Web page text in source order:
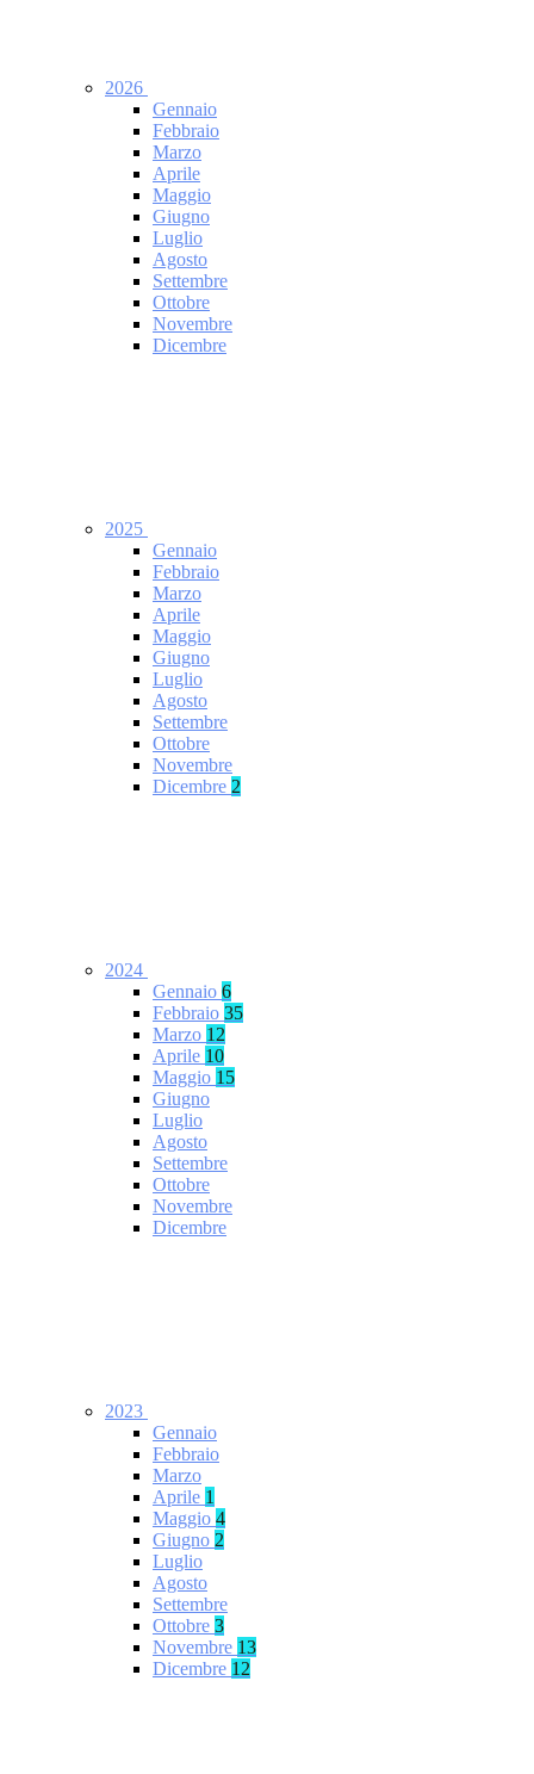
2026
Gennaio
Febbraio
Marzo
Aprile
Maggio
Giugno
Luglio
Agosto
Settembre
Ottobre
Novembre
Dicembre
2025
Gennaio
Febbraio
Marzo
Aprile
Maggio
Giugno
Luglio
Agosto
Settembre
Ottobre
Novembre
Dicembre 2
2024
Gennaio 6
Febbraio 35
Marzo 12
Aprile 10
Maggio 15
Giugno
Luglio
Agosto
Settembre
Ottobre
Novembre
Dicembre
2023
Gennaio
Febbraio
Marzo
Aprile 1
Maggio 4
Giugno 2
Luglio
Agosto
Settembre
Ottobre 3
Novembre 13
Dicembre 12